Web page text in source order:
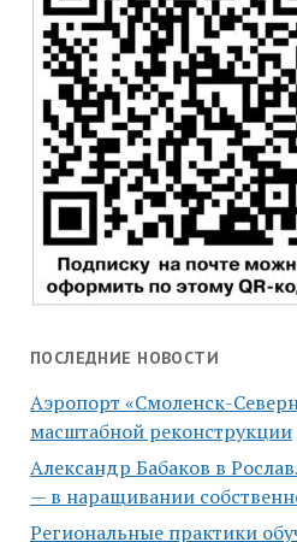
ПОСЛЕДНИЕ НОВОСТИ
Аэропорт «Смоленск-
масштабной реконструкции
Александр Бабаков в
— в наращивании
Региональные практики